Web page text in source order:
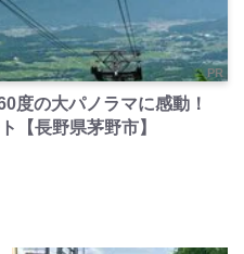
PR
度の大パノラマに感動！
【長野県茅野市】